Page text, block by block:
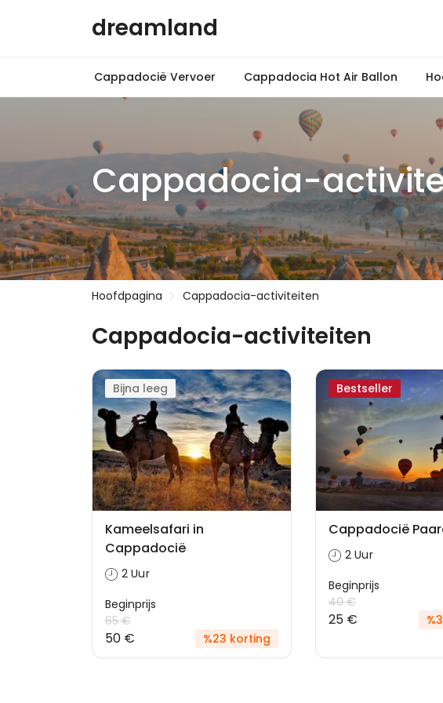
dreamland
Cappadocië Vervoer Cappadocia Hot Air Ballon
Cappadocia-
Hoofdpagina Cappadocia-activiteiten
Cappadocia-activiteiten
Bijna leeg
Kameelsafari in
Cappadocië
2 Uur
Beginprijs
65 €
50 € %23 korting
Bestseller
Cappadocië
2 Uur
Beginprijs
40 €
25 €